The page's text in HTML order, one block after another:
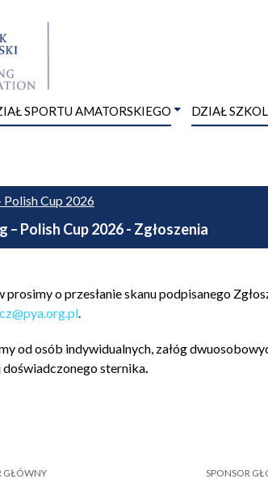
SPORTU AMATORSKIEGO DZIAŁ
Polish Cup 2026
– Polish Cup 2026 - Zgłoszenia
o przesłanie skanu podpisanego
.
od osób indywidualnych, załóg
doświadczonego sternika.
GŁÓWNY SPONSOR